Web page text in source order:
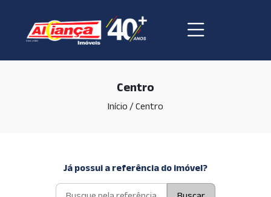
Centro
Início /Centro
Já possui a referência do imóvel?